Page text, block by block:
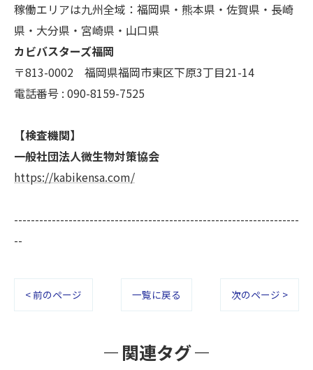
稼働エリアは九州全域：福岡県・熊本県・佐賀県・長崎
県・大分県・宮崎県・山口県
カビバスターズ福岡
〒813-0002 福岡県福岡市東区下原3丁目21-14
電話番号 : 090-8159-7525
【検査機関】
一般社団法人微生物対策協会
https://kabikensa.com/
--------------------------------------------------------------------
--
< 前のページ 一覧に戻る 次のページ >
関連タグ